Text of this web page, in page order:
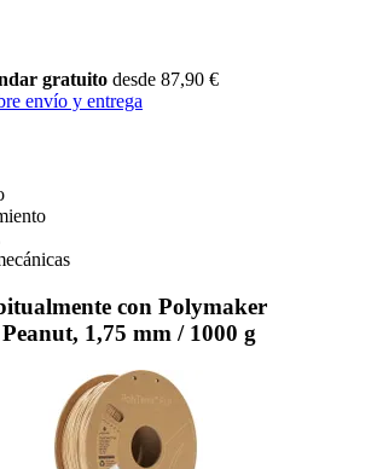
gratuito desde 87,90 €
envío y entrega
con Polymaker
1,75 mm / 1000 g